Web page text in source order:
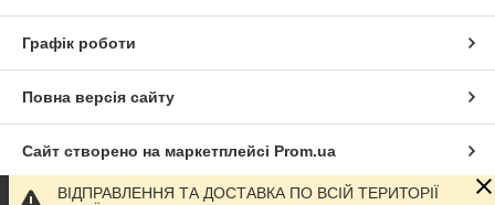
Графік роботи
Повна версія сайту
Сайт створено на маркетплейсі Prom.ua
ВІДПРАВЛЕННЯ ТА ДОСТАВКА ПО ВСІЙ ТЕРИТОРІЇ